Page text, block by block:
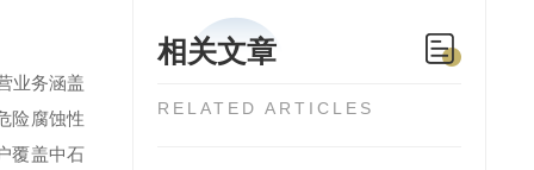
相关文章
RELATED ARTICLES
业务涵盖
险腐蚀性
覆盖中石